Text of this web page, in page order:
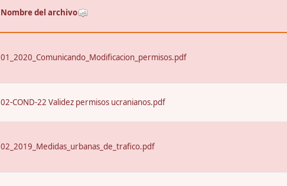
Nombre del archivo
01_2020_Comunicando_Modificacion_permisos.pdf
02-COND-22 Validez permisos ucranianos.pdf
02_2019_Medidas_urbanas_de_trafico.pdf